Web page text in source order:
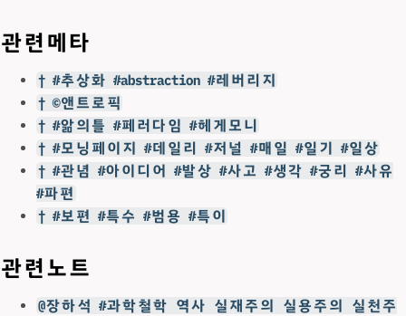
관련메타
† #추상화 #abstraction #레버리지
† ©앤트로픽
† #앎의틀 #페러다임 #헤게모니
† #모닝페이지 #데일리 #저널 #매일 #일기 #일상
† #관념 #아이디어 #발상 #사고 #생각 #궁리 #사유
#파편
† #보편 #특수 #범용 #특이
관련노트
@장하석 #과학철학 역사 실재주의 실용주의 실천주